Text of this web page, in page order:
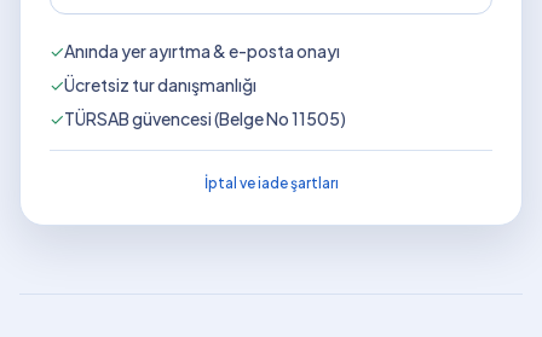
✓Anında yer ayırtma & e-posta onayı
✓Ücretsiz tur danışmanlığı
✓TÜRSAB güvencesi (Belge No 11505)
İptal ve iade şartları